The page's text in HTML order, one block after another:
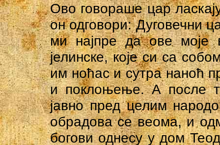
Ово говораше цар
он одговори: Дуговечни
ми најпре да ове моје
јелинске, које си са
им нoћac и сутра наноћ
и поклоњење. А после
јавно пред целим
обрадова се веома, и
богови однесу у дом